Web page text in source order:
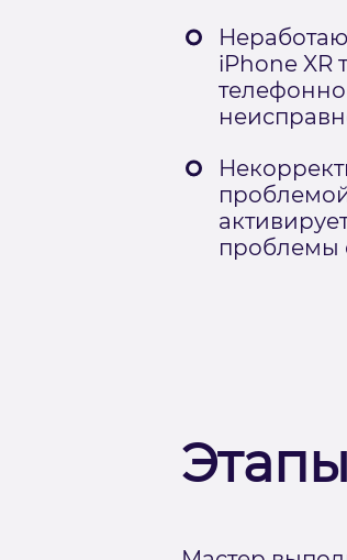
iPhone XR
проблемы